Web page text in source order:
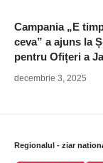
Campania „E
ceva” a ajuns la
pentru Ofițeri a
decembrie 3, 2025
Regionalul - ziar